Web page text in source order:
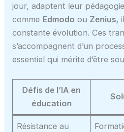
jour, adaptent leur
comme Edmodo ou Zenius,
constante évolution. Ces
s’accompagnent d’un
essentiel qui mérite d’être
Défis de l’IA en
éducation
Résistance au